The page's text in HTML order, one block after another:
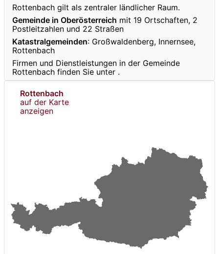
Rottenbach gilt als zentraler ländlicher Raum.
Gemeinde in Oberösterreich mit 19 Ortschaften, 2
Postleitzahlen und 22 Straßen
Katastralgemeinden: Großwaldenberg, Innernsee,
Rottenbach
Firmen und Dienstleistungen in der Gemeinde
Rottenbach finden Sie unter .
Rottenbach
auf der Karte
anzeigen